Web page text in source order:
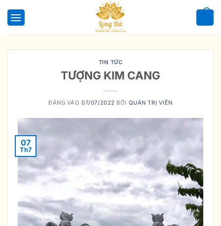
qua
TIN TỨC
TƯỢNG KIM CANG
ĐĂNG VÀO07/07/2022 BỞI QUẢN TRỊ VIÊN
07
Th7